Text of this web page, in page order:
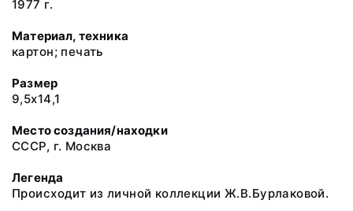
1977 г.
Материал, техника
картон; печать
Размер
9,5х14,1
Место создания/находки
СССР, г. Москва
Легенда
Происходит из личной коллекции Ж.В.Бурлаковой.